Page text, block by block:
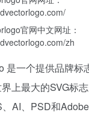
官网中文网址：
zh
是一个提供品牌标
上最大的SVG标
AI、PSD和